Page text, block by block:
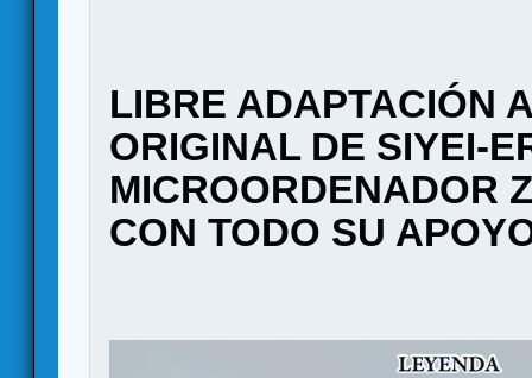
LIBRE ADAPTACIÓN
ORIGINAL DE SIYEI-
MICROORDENADOR
CON TODO SU